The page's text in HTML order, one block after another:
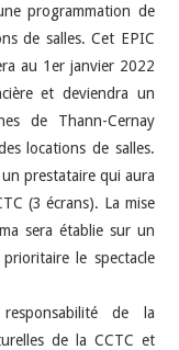
programmation de
de salles. Cet EPIC
au 1er janvier 2022
et deviendra un
de Thann-Cernay
locations de salles.
un prestataire qui aura
(3 écrans). La mise
sera établie sur un
le spectacle
de la
de la CCTC et